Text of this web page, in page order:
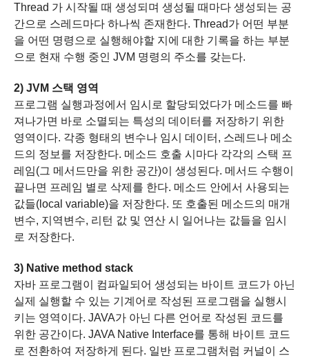
Thread 가 시작될 때 생성되며 생성될 때마다 생성되는 공
간으로 스레드마다 하나씩 존재한다. Thread가 어떤 부분
을 어떤 명령으로 실행해야할 지에 대한 기록을 하는 부분
으로 현재 수행 중인 JVM 명령의 주소를 갖는다.
2) JVM 스택 영역
프로그램 실행과정에서 임시로 할당되었다가 메소드를 빠
져나가면 바로 소멸되는 특성의 데이터를 저장하기 위한
영역이다. 각종 형태의 변수나 임시 데이터, 스레드나 메소
드의 정보를 저장한다. 메소드 호출 시마다 각각의 스택 프
레임(그 메서드만을 위한 공간)이 생성된다. 메서드 수행이
끝나면 프레임 별로 삭제를 한다. 메소드 안에서 사용되는
값들(local variable)을 저장한다. 또 호출된 메소드의 매개
변수, 지역변수, 리턴 값 및 연산 시 일어나는 값들을 임시
로 저장한다.
3) Native method stack
자바 프로그램이 컴파일되어 생성되는 바이트 코드가 아닌
실제 실행할 수 있는 기계어로 작성된 프로그램을 실행시
키는 영역이다. JAVA가 아닌 다른 언어로 작성된 코드를
위한 공간이다. JAVA Native Interface를 통해 바이트 코드
로 전환하여 저장하게 된다. 일반 프로그램처럼 커널이 스